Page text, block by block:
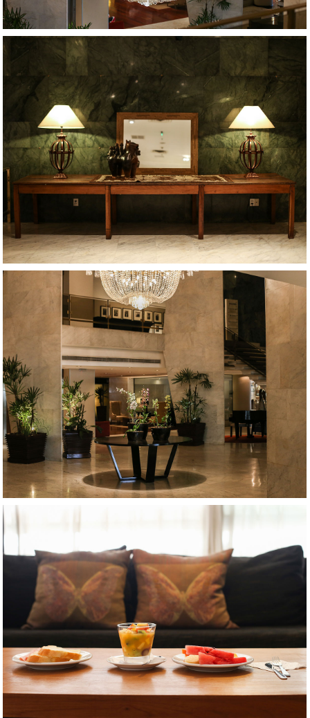
AMPLIAR
AMPLIAR
AMPLIAR